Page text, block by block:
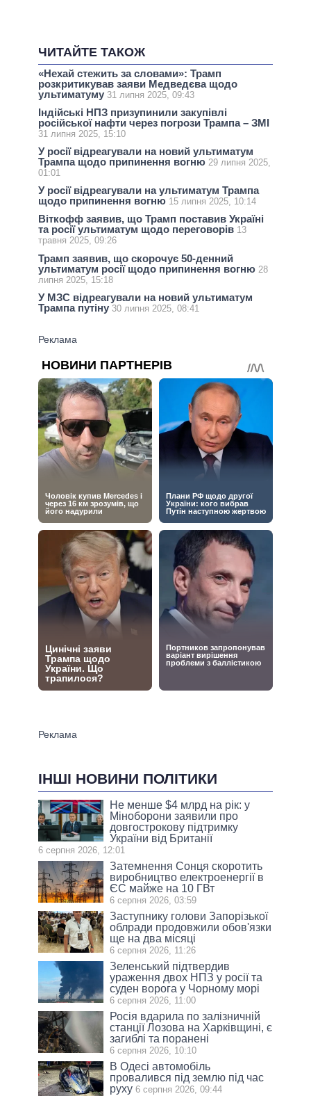
ЧИТАЙТЕ ТАКОЖ
«Нехай стежить за словами»: Трамп
розкритикував заяви Медведєва щодо
ультиматуму 31 липня 2025, 09:43
Індійські НПЗ призупинили закупівлі
російської нафти через погрози Трампа – ЗМI
31 липня 2025, 15:10
У росії відреагували на новий ультиматум
Трампа щодо припинення вогню 29 липня 2025,
01:01
У росії відреагували на ультиматум Трампа
щодо припинення вогню 15 липня 2025, 10:14
Віткофф заявив, що Трамп поставив Україні
та росії ультиматум щодо переговорів 13
травня 2025, 09:26
Трамп заявив, що скорочує 50-денний
ультиматум росії щодо припинення вогню 28
липня 2025, 15:18
У МЗС відреагували на новий ультиматум
Трампа путіну 30 липня 2025, 08:41
ІНШІ НОВИНИ ПОЛІТИКИ
Не менше $4 млрд на рік: у
Міноборони заявили про
довгострокову підтримку
України від Британії
6 серпня 2026, 12:01
Затемнення Сонця скоротить
виробництво електроенергії в
ЄС майже на 10 ГВт
6 серпня 2026, 03:59
Заступнику голови Запорізької
облради продовжили обов'язки
ще на два місяці
6 серпня 2026, 11:26
Зеленський підтвердив
ураження двох НПЗ у росії та
суден ворога у Чорному морі
6 серпня 2026, 11:00
Росія вдарила по залізничній
станції Лозова на Харківщині, є
загиблі та поранені
6 серпня 2026, 10:10
В Одесі автомобіль
провалився під землю під час
руху 6 серпня 2026, 09:44